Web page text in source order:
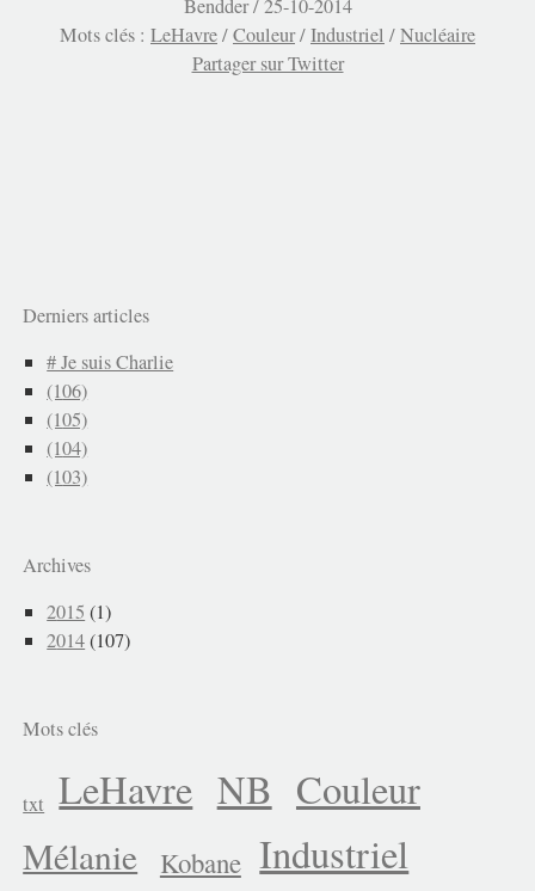
Bendder /25-10-2014
Mots clés : LeHavre/Couleur/Industriel /Nucléaire
Partager sur Twitter
Derniers articles
# Je suis Charlie
(106)
(105)
(104)
(103)
Archives
2015 (1)
2014(107)
Mots clés
txt LeHavre NB Couleur
Mélanie Kobane Industriel